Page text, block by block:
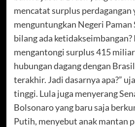
mencatat surplus perdagangan
menguntungkan Negeri Paman
bilang ada
mengantongi surplus 415
hubungan dagang dengan
terakhir. Jadi dasarnya apa?”
tinggi. Lula juga menyerang
Bolsonaro yang baru saja
Putih, menyebut anak mantan